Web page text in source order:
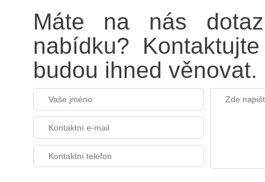
Máte na nás
nabídku?
budou ihned věnovat.